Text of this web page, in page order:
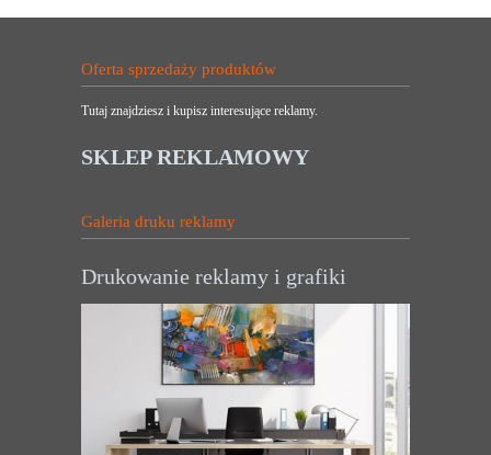
Oferta sprzedaży produktów
Tutaj znajdziesz i kupisz interesujące reklamy.
SKLEP REKLAMOWY
Galeria druku reklamy
Drukowanie reklamy i grafiki